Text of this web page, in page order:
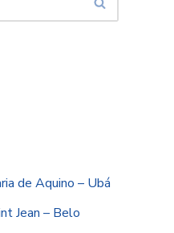
de Aquino – Ubá
Jean – Belo